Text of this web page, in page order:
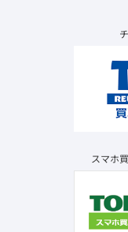
スマホ